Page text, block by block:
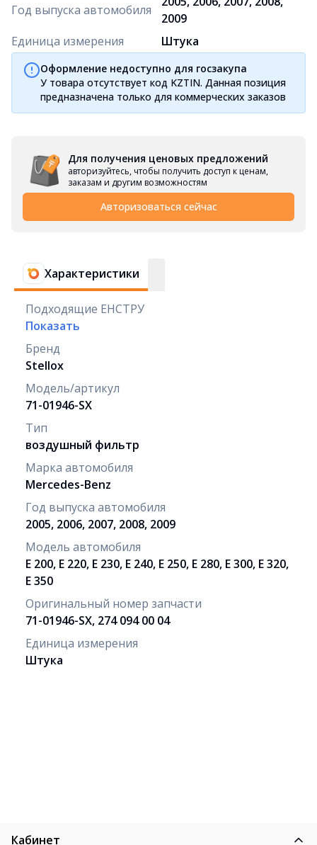
Год выпуска автомобиля
2009
Единица измерения
Штука
Оформление недоступно для госзакупа
У товара отсутствует код KZTIN. Данная позиция
предназначена только для коммерческих заказов
Для получения ценовых предложений
авторизуйтесь, чтобы получить доступ к ценам,
заказам и другим возможностям
Авторизоваться сейчас
Характеристики
Подходящие ЕНСТРУ
Показать
Бренд
Stellox
Модель/артикул
71-01946-SX
Тип
воздушный фильтр
Марка автомобиля
Mercedes-Benz
Год выпуска автомобиля
2005, 2006, 2007, 2008, 2009
Модель автомобиля
E 200, E 220, E 230, E 240, E 250, E 280, E 300, E 320,
E 350
Оригинальный номер запчасти
71-01946-SX, 274 094 00 04
Единица измерения
Штука
Кабинет